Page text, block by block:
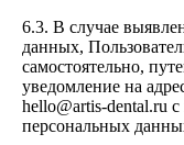
6.3. В случае
данных,
самостоятельно,
уведомление на
hello@artis-dental.ru
персональных